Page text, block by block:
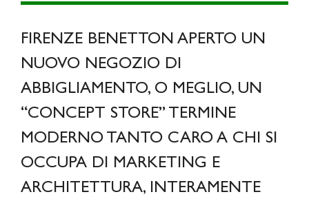
FIRENZE BENETTON APERTO UN
NUOVO NEGOZIO DI
ABBIGLIAMENTO, O MEGLIO, UN
“CONCEPT STORE” TERMINE
MODERNO TANTO CARO A CHI SI
OCCUPA DI MARKETING E
ARCHITETTURA, INTERAMENTE